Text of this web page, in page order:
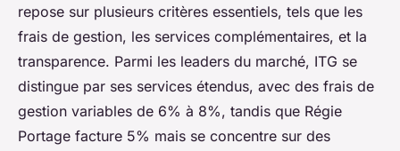
repose sur plusieurs critères essentiels, tels que les
frais de gestion, les services complémentaires, et la
transparence. Parmi les leaders du marché, ITG se
distingue par ses services étendus, avec des frais de
gestion variables de 6% à 8%, tandis que Régie
Portage facture 5% mais se concentre sur des